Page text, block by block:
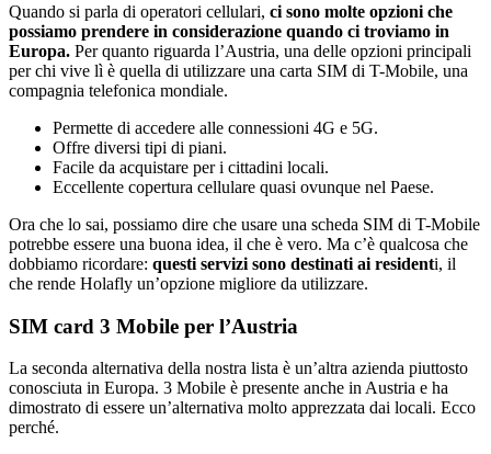
Quando si parla di operatori cellulari, ci sono molte opzioni che
possiamo prendere in considerazione quando ci troviamo in
Europa. Per quanto riguarda l’Austria, una delle opzioni principali
per chi vive lì è quella di utilizzare una carta SIM di T-Mobile, una
compagnia telefonica mondiale.
Permette di accedere alle connessioni 4G e 5G.
Offre diversi tipi di piani.
Facile da acquistare per i cittadini locali.
Eccellente copertura cellulare quasi ovunque nel Paese.
Ora che lo sai, possiamo dire che usare una scheda SIM di T-Mobile
potrebbe essere una buona idea, il che è vero. Ma c’è qualcosa che
dobbiamo ricordare: questi servizi sono destinati ai residenti, il
che rende Holafly un’opzione migliore da utilizzare.
SIM card 3 Mobile per l’Austria
La seconda alternativa della nostra lista è un’altra azienda piuttosto
conosciuta in Europa. 3 Mobile è presente anche in Austria e ha
dimostrato di essere un’alternativa molto apprezzata dai locali. Ecco
perché.